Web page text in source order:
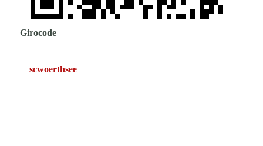
Girocode
scwoerthsee